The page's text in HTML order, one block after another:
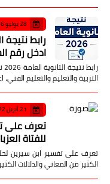
28 يوليو 2026
ادخل رقم
التربية والتعليم والتعليم الفني،
21 أبريل 2022
تعرف على
للفتاة
تعرف على تفسير ابن سيرين
الكثير من المعاني والدلالات